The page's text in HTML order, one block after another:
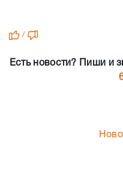
/
Есть новости? Пиши и